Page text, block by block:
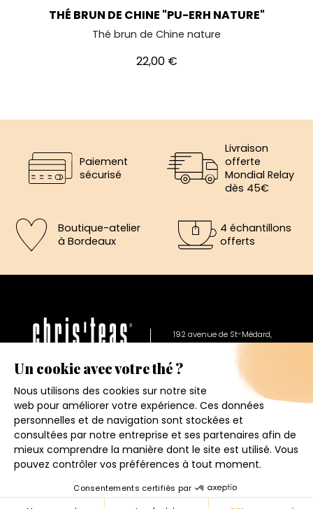
THÉ BRUN DE CHINE "PU-ERH NATURE"
Thé brun de Chine nature
Prix
22,00 €
Paiement
sécurisé
Livraison
offerte
Mondial Relay
dès 45€
Boutique-atelier
à Bordeaux
4 échantillons
offerts
192 avenue de St-Médard,
Eysines
Du lundi au vendredi de 12h à 19h
4.6★
158 avis
5€ offerts sur votre prochaine
commande
Inscrivez vous a notre newsletter et recevez
immédiatement un bon de réduction de 5€.
Votre adresse email
J'accepte de recevoir la newsletter et j'ai pris connaissance
de la politique de confidentialité.
Je m'inscris
© 2026 - CHRIS'TEAS
Conditions générales de ventes
Mentions légales
Politique de confidentialité
Contact